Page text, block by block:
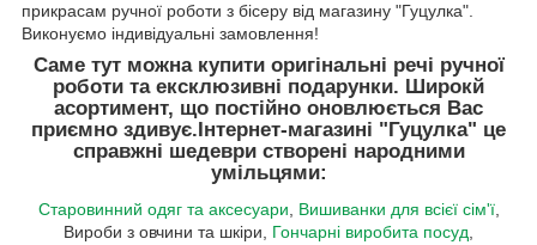
прикрасам ручної роботи з бісеру від магазину "Гуцулка".
Виконуємо індивідуальні замовлення!
Саме тут можна купити оригінальні речі ручної
роботи та ексклюзивні подарунки. Широкй
асортимент, що постійно оновлюється Вас
приємно здивує. Інтернет-магазині "Гуцулка" це
справжні шедеври створені народними
умільцями:
Старовинний одяг та аксесуари Вишиванки для всієї сім'ї,
Вироби з овчини та шкіри,
Гончарні виробита посуд